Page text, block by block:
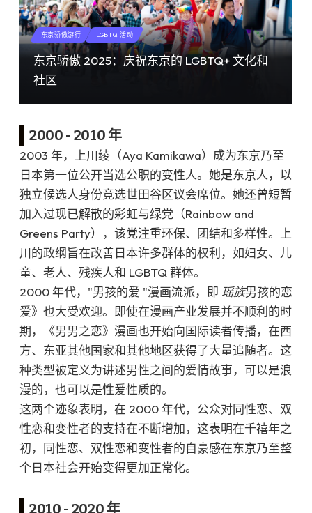
东京骄傲游行 LGBTQ 活动
东京骄傲 2025：庆祝东京的 LGBTQ+ 文化和
社区
2000 - 2010 年
2003 年，上川绫（Aya Kamikawa）成为东京乃至
日本第一位公开当选公职的变性人。她是东京人，以
独立候选人身份竞选世田谷区议会席位。她还曾短暂
加入过现已解散的彩虹与绿党（Rainbow and
Greens Party），该党注重环保、团结和多样性。上
川的政纲旨在改善日本许多群体的权利，如妇女、儿
童、老人、残疾人和 LGBTQ 群体。
2000 年代，"男孩的爱 "漫画流派，即 瑶族男孩的恋
爱》也大受欢迎。即使在漫画产业发展并不顺利的时
期，《男男之恋》漫画也开始向国际读者传播，在西
方、东亚其他国家和其他地区获得了大量追随者。这
种类型被定义为讲述男性之间的爱情故事，可以是浪
漫的，也可以是性爱性质的。
这两个迹象表明，在 2000 年代，公众对同性恋、双
性恋和变性者的支持在不断增加，这表明在千禧年之
初，同性恋、双性恋和变性者的自豪感在东京乃至整
个日本社会开始变得更加正常化。
2010 - 2020 年